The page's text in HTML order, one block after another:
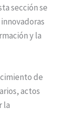
sección se
y la
de
actos
la